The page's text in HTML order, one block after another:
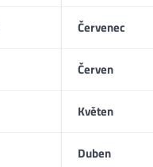
Červenec
Červen
Květen
Duben